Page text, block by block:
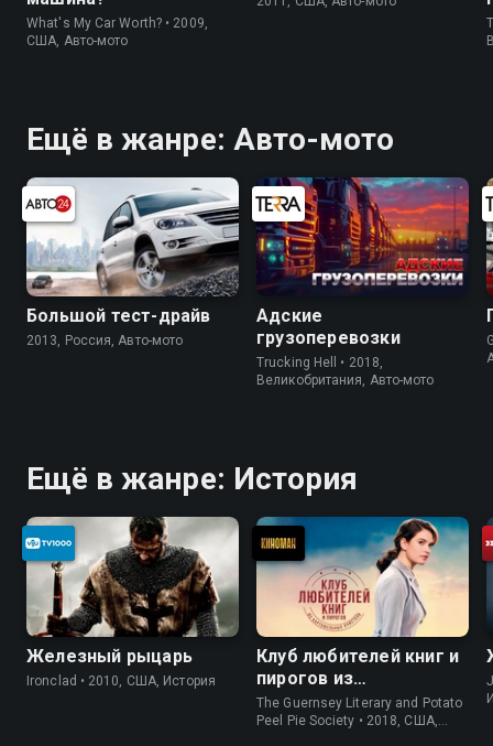
What's My Car Worth? • 2009,
США, Авто-мото
Ещё в жанре: Авто-мото
Большой тест-драйв
2013, Россия, Авто-мото
Адские
грузоперевозки
Trucking Hell • 2018,
Великобритания, Авто-мото
Ещё в жанре: История
Железный рыцарь
Ironclad • 2010, США, История
Клуб любителей книг и
пирогов из
картофельных
очистков
The Guernsey Literary and Potato
Peel Pie Society • 2018, США,